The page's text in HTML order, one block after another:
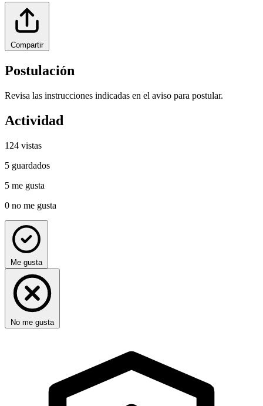
Compartir
Postulación
Revisa las instrucciones indicadas en el aviso para postular.
Actividad
124 vistas
5 guardados
5 me gusta
0 no me gusta
Me gusta
No me gusta